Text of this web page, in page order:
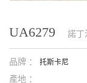
UA6279 諾丁
品牌 ： 托斯卡尼
產地 ：